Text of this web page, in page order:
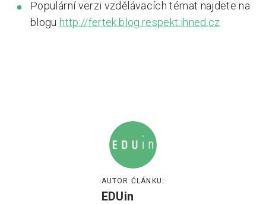
Populární verzi vzdělávacích témat najdete na
bloguhttp://fertek.blog.respekt.ihned.cz
AUTOR ČLÁNKU:
EDUin